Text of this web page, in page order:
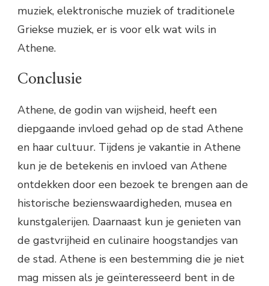
muziek, elektronische muziek of traditionele
Griekse muziek, er is voor elk wat wils in
Athene.
Conclusie
Athene, de godin van wijsheid, heeft een
diepgaande invloed gehad op de stad Athene
en haar cultuur. Tijdens je vakantie in Athene
kun je de betekenis en invloed van Athene
ontdekken door een bezoek te brengen aan de
historische bezienswaardigheden, musea en
kunstgalerijen. Daarnaast kun je genieten van
de gastvrijheid en culinaire hoogstandjes van
de stad. Athene is een bestemming die je niet
mag missen als je geïnteresseerd bent in de